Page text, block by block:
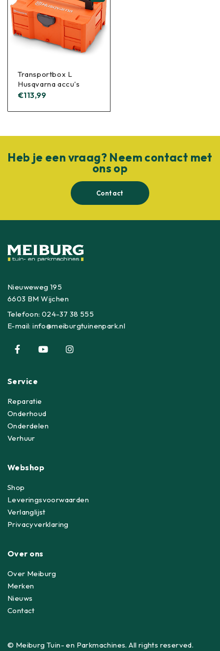
Transportbox L
Husqvarna accu's
€113,99
Heb je een vraag? Neem contact met
ons op
Contact
Nieuweweg 195
6603 BM Wijchen
Telefoon:024-37 38 555
E-mail:info@meiburgtuinenpark.nl
Service
Reparatie
Onderhoud
Onderdelen
Verhuur
Webshop
Shop
Leveringsvoorwaarden
Verlanglijst
Privacyverklaring
Over ons
Over Meiburg
Merken
Nieuws
Contact
© Meiburg Tuin- en Parkmachines. All rights reserved.